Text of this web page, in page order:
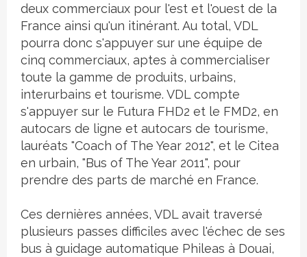
deux commerciaux pour l'est et l'ouest de la
France ainsi qu'un itinérant. Au total, VDL
pourra donc s'appuyer sur une équipe de
cinq commerciaux, aptes à commercialiser
toute la gamme de produits, urbains,
interurbains et tourisme. VDL compte
s'appuyer sur le Futura FHD2 et le FMD2, en
autocars de ligne et autocars de tourisme,
lauréats "Coach of The Year 2012", et le Citea
en urbain, "Bus of The Year 2011", pour
prendre des parts de marché en France.
Ces dernières années, VDL avait traversé
plusieurs passes difficiles avec l'échec de ses
bus à guidage automatique Phileas à Douai,